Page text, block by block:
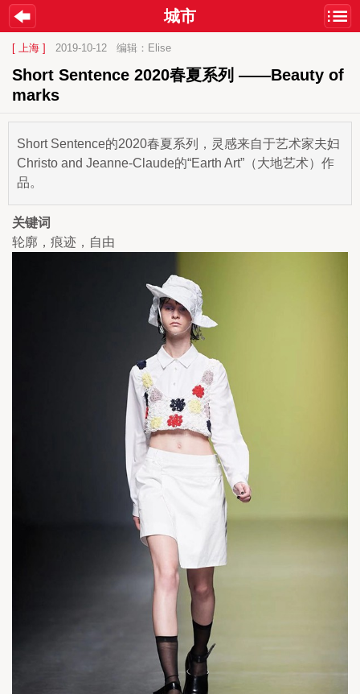
城市
[ 上海 ] 2019-10-12 编辑：Elise
Short Sentence 2020春夏系列 ——Beauty of
marks
Short Sentence的2020春夏系列，灵感来自于艺术家夫妇
Christo and Jeanne-Claude的“Earth Art”（大地艺术）作
品。
关键词
轮廓，痕迹，自由